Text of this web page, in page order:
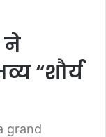
ने
“शौर्य
grand